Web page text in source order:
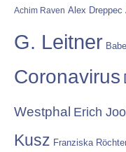
Achim Raven Alex Dreppec
G. Leitner
Coronavirus
Westphal Erich
Kusz Franziska